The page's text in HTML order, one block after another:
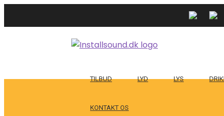
TILBUD LYD LYS
KONTAKT OS